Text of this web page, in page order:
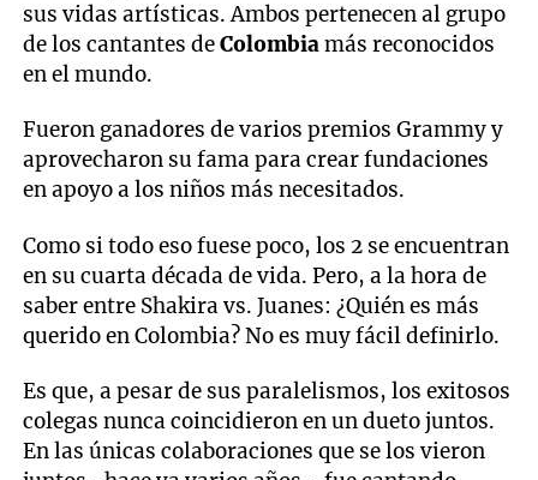
sus vidas artísticas. Ambos pertenecen al grupo
de los cantantes deColombiamás reconocidos
en el mundo.
Fueron ganadores de varios premios Grammy y
aprovecharon su fama para crear fundaciones
en apoyo a los niños más necesitados.
Como si todo eso fuese poco, los 2 se encuentran
en su cuarta década de vida. Pero, a la hora de
saber entre Shakira vs. Juanes: ¿Quién es más
querido en Colombia? No es muy fácil definirlo.
Es que, a pesar de sus paralelismos, los exitosos
colegas nunca coincidieron en un dueto juntos.
En las únicas colaboraciones que se los vieron